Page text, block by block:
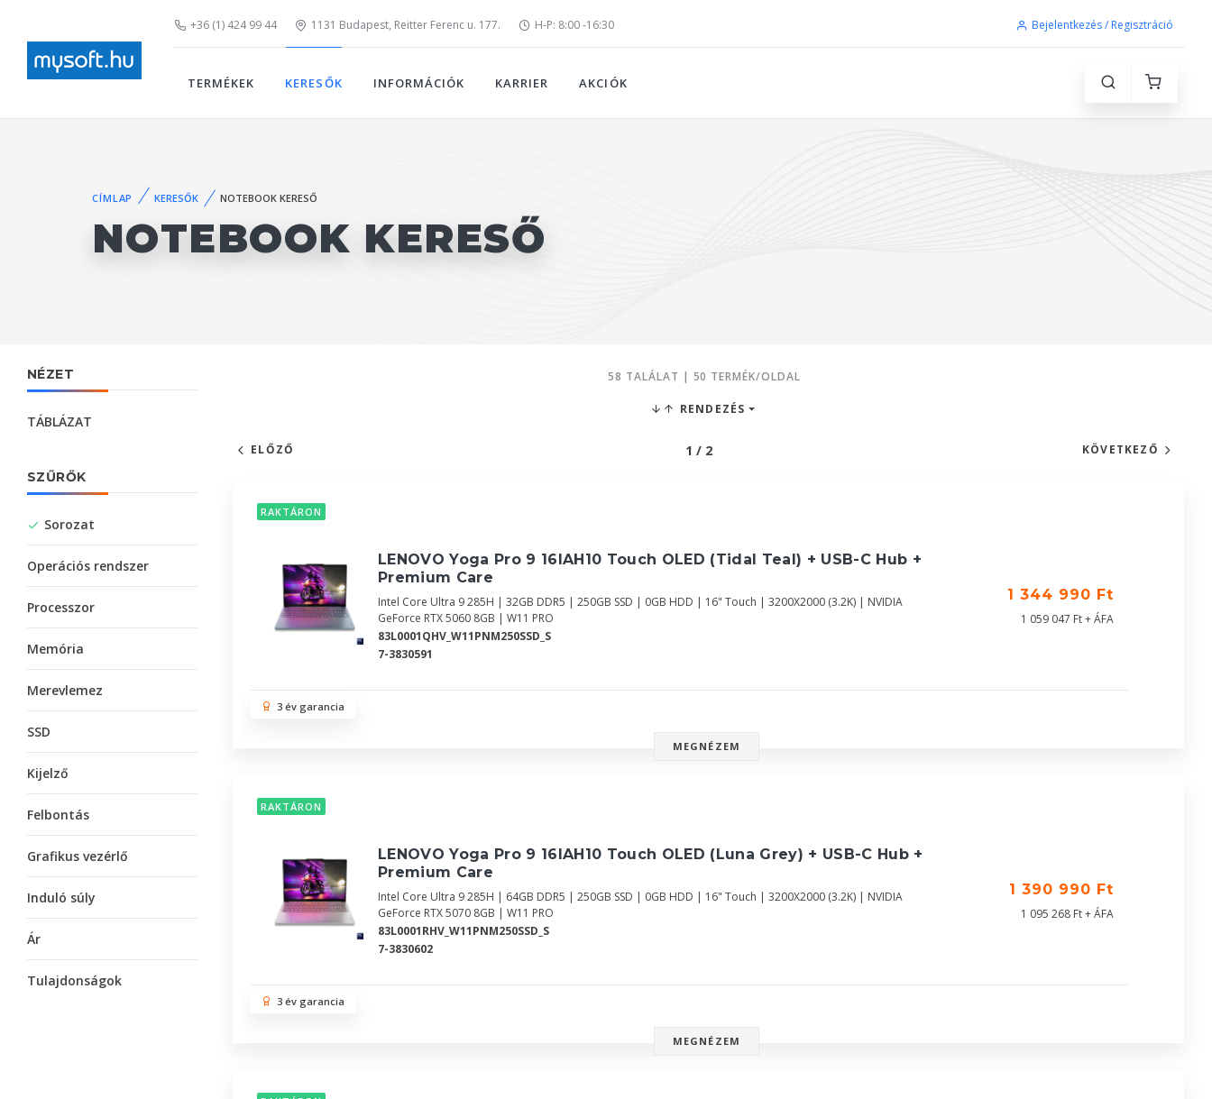
+36 (1) 424 99 44 1131 Budapest, Reitter Ferenc u. 177. H-P: 8:00 -16:30 Bejelentkezés / Regisztráció
TERMÉKEK KERESŐK INFORMÁCIÓK KARRIER AKCIÓK
CÍMLAP KERESŐK NOTEBOOK KERESŐ
NOTEBOOK KERESŐ
NÉZET
TÁBLÁZAT
SZŰRŐK
Sorozat
Operációs rendszer
Processzor
Memória
Merevlemez
SSD
Kijelző
Felbontás
Grafikus vezérlő
Induló súly
Ár
Tulajdonságok
58 TALÁLAT | 50 TERMÉK/OLDAL
RENDEZÉS
ELŐZŐ 1 / 2 KÖVETKEZŐ
RAKTÁRON
LENOVO Yoga Pro 9 16IAH10 Touch OLED (Tidal Teal) + USB-C Hub +
Premium Care
Intel Core Ultra 9 285H | 32GB DDR5 | 250GB SSD | 0GB HDD | 16" Touch | 3200X2000 (3.2K) | NVIDIA
GeForce RTX 5060 8GB | W11 PRO
83L0001QHV_W11PNM250SSD_S
7-3830591
1 344 990 Ft
1 059 047 Ft + ÁFA
3 év garancia
MEGNÉZEM
RAKTÁRON
LENOVO Yoga Pro 9 16IAH10 Touch OLED (Luna Grey) + USB-C Hub +
Premium Care
Intel Core Ultra 9 285H | 64GB DDR5 | 250GB SSD | 0GB HDD | 16" Touch | 3200X2000 (3.2K) | NVIDIA
GeForce RTX 5070 8GB | W11 PRO
83L0001RHV_W11PNM250SSD_S
7-3830602
1 390 990 Ft
1 095 268 Ft + ÁFA
3 év garancia
MEGNÉZEM